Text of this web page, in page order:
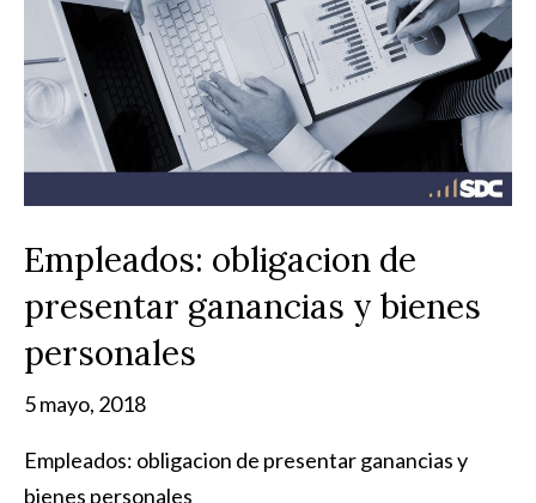
Empleados: obligacion de
presentar ganancias y bienes
personales
5 mayo, 2018
Empleados: obligacion de presentar ganancias y
bienes personales